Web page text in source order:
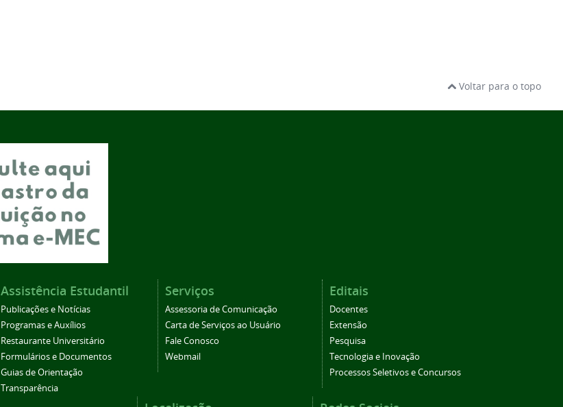
Voltar para o topo
Assistência Estudantil
Publicações e Notícias
Programas e Auxílios
Restaurante Universitário
Formulários e Documentos
Guias de Orientação
Transparência
Serviços
Assessoria de Comunicação
Carta de Serviços ao Usuário
Fale Conosco
Webmail
Editais
Docentes
Extensão
Pesquisa
Tecnologia e Inovação
Processos Seletivos e Concursos